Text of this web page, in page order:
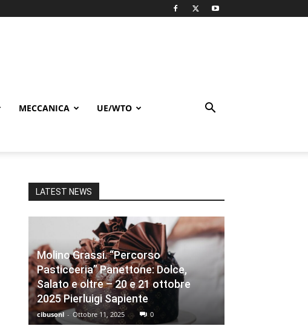
MECCANICA UE/WTO
LATEST NEWS
Molino Grassi. “Percorso
Pasticceria” Panettone: Dolce,
Salato e oltre – 20 e 21 ottobre
2025 Pierluigi Sapiente
cibusonl - Ottobre 11, 2025 0